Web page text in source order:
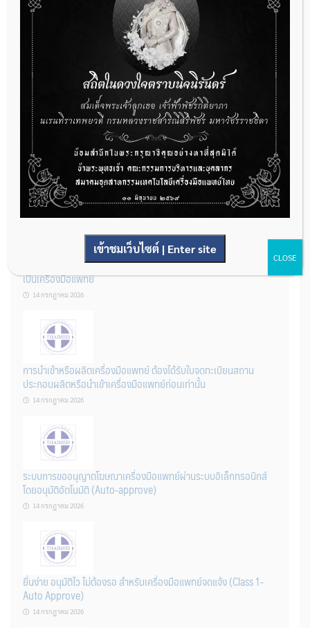
กองควบคุมเครื่องมือแพทย์ เปิดรับฟังความคิดเห็นหลักการยกร่าง
กฎหมาย จำนวน 3 ฉบับ ผ่านระบบกลางทางกฎหมาย
22 กรกฎาคม 2026
การโฆษณาเครื่องมือแพทย์แบบใดที่ได้รับการยกเว้นไม่ต้องขออนุญาต
14 กรกฎาคม 2026
รู้หรือไม่? ผลิตภัณฑ์ชุดตรวจสําหรับตรวจสอบการปนเปื้อนแบบใดจัด
เป็นเครื่องมือแพทย์
14 กรกฎาคม 2026
การนำเข้าหรือผลิตเครื่องมือแพทย์ ต้องได้รับใบจดทะเบียนสถาน
ประกอบผลิตหรือนำเข้าเครื่องมือแพทย์ก่อนเท่านั้น
14 กรกฎาคม 2026
ระบบการขออนุญาตโฆษณาเครื่องมือแพทย์ผ่านระบบอิเล็กทรอนิกส์
โดยอนุมัติอัตโนมัติ (Auto-approve)
14 กรกฎาคม 2026
ยื่นง่าย อนุมัติไว ไม่ต้องรอ สำหรับเครื่องมือแพทย์จดแจ้ง (Class 1-
Auto Approve)
14 กรกฎาคม 2026
เข้าชมเว็บไซต์ | Enter site
CLOSE